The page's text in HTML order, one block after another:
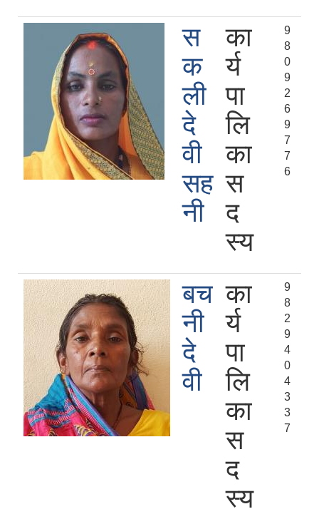
स
क
ली
दे
वी
सह
नी
का
र्य
पा
लि
का
स
द
स्य
9
8
0
9
2
6
9
7
7
6
बच
नी
दे
वी
का
र्य
पा
लि
का
स
द
स्य
9
8
2
9
4
0
4
3
3
7